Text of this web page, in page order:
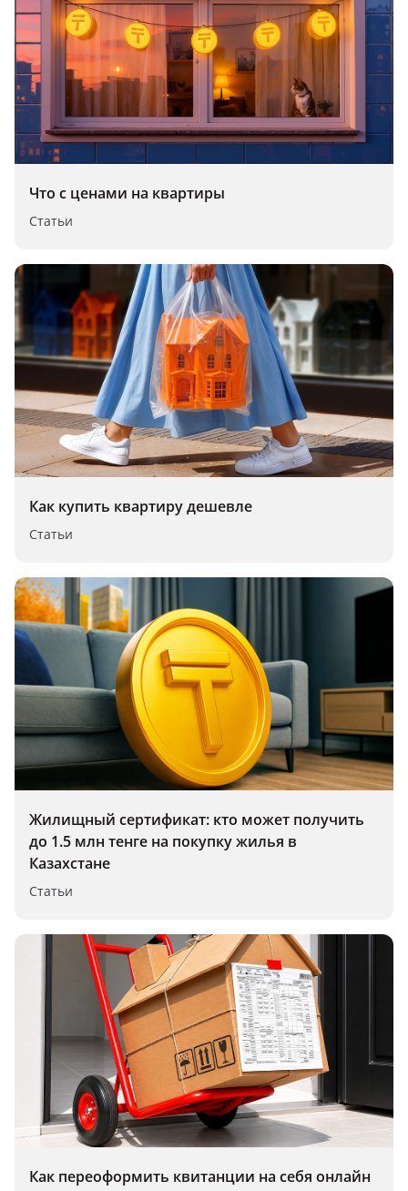
Что с ценами на квартиры
Статьи
Как купить квартиру дешевле
Статьи
Жилищный сертификат: кто может получить
до 1.5 млн тенге на покупку жилья в
Казахстане
Статьи
Как переоформить квитанции на себя онлайн